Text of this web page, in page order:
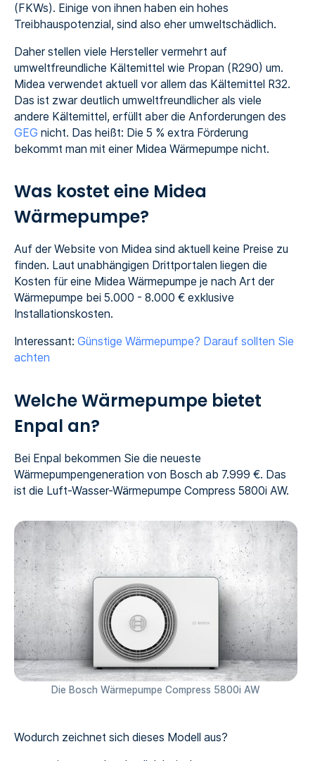
(FKWs). Einige von ihnen haben ein hohes
Treibhauspotenzial, sind also eher umweltschädlich.
Daher stellen viele Hersteller vermehrt auf
umweltfreundliche Kältemittel wie Propan (R290) um.
Midea verwendet aktuell vor allem das Kältemittel R32.
Das ist zwar deutlich umweltfreundlicher als viele
andere Kältemittel, erfüllt aber die Anforderungen des
GEG nicht. Das heißt: Die 5 % extra Förderung
bekommt man mit einer Midea Wärmepumpe nicht.
Was kostet eine Midea
Wärmepumpe?
Auf der Website von Midea sind aktuell keine Preise zu
finden. Laut unabhängigen Drittportalen liegen die
Kosten für eine Midea Wärmepumpe je nach Art der
Wärmepumpe bei 5.000 - 8.000 € exklusive
Installationskosten.
Interessant: Günstige Wärmepumpe? Darauf sollten Sie
achten
Welche Wärmepumpe bietet
Enpal an?
Bei Enpal bekommen Sie die neueste
Wärmepumpengeneration von Bosch ab 7.999 €. Das
ist die Luft-Wasser-Wärmepumpe Compress 5800i AW.
Die Bosch Wärmepumpe Compress 5800i AW
Wodurch zeichnet sich dieses Modell aus?